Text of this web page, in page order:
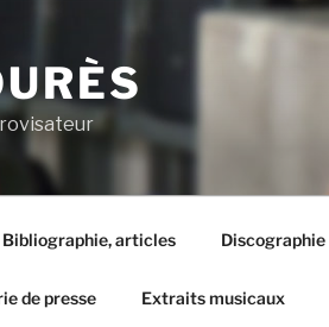
Bibliographie, articles Discographie
de presse Extraits musicaux